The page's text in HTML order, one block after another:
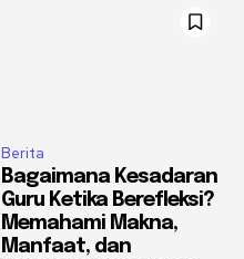
Berita
Bagaimana Kesadaran
Guru Ketika Berefleksi?
Memahami Makna,
Manfaat, dan